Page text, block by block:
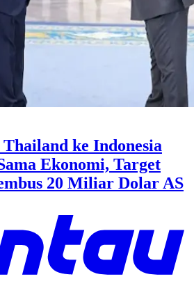
ke Indonesia
Ekonomi, Target
20 Miliar Dolar AS